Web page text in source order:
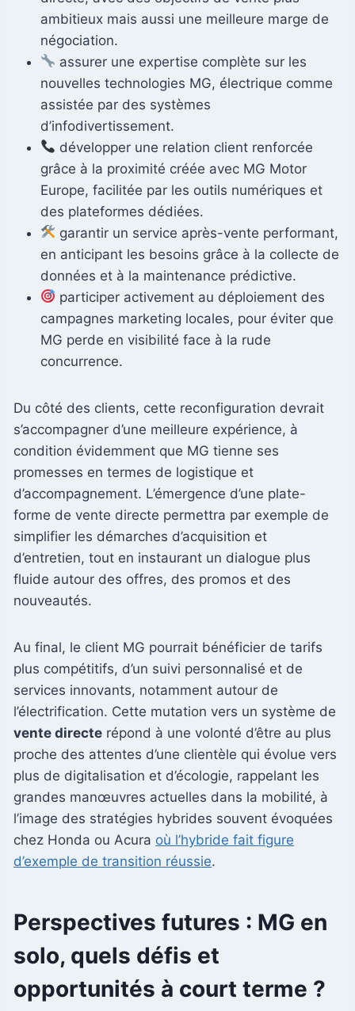
ambitieux mais aussi une meilleure marge de
négociation.
assurer une expertise complète sur les
nouvelles technologies MG, électrique comme
assistée par des systèmes
d’infodivertissement.
développer une relation client renforcée
grâce à la proximité créée avec MG Motor
Europe, facilitée par les outils numériques et
des plateformes dédiées.
garantir un service après-vente performant,
en anticipant les besoins grâce à la collecte de
données et à la maintenance prédictive.
participer activement au déploiement des
campagnes marketing locales, pour éviter que
MG perde en visibilité face à la rude
concurrence.
Du côté des clients, cette reconfiguration devrait
s’accompagner d’une meilleure expérience, à
condition évidemment que MG tienne ses
promesses en termes de logistique et
d’accompagnement. L’émergence d’une plate-
forme de vente directe permettra par exemple de
simplifier les démarches d’acquisition et
d’entretien, tout en instaurant un dialogue plus
fluide autour des offres, des promos et des
nouveautés.
Au final, le client MG pourrait bénéficier de tarifs
plus compétitifs, d’un suivi personnalisé et de
services innovants, notamment autour de
l’électrification. Cette mutation vers un système de
vente directe répond à une volonté d’être au plus
proche des attentes d’une clientèle qui évolue vers
plus de digitalisation et d’écologie, rappelant les
grandes manœuvres actuelles dans la mobilité, à
l’image des stratégies hybrides souvent évoquées
chez Honda ou Acura où l’hybride fait figure
d’exemple de transition réussie.
Perspectives futures : MG en
solo, quels défis et
opportunités à court terme ?